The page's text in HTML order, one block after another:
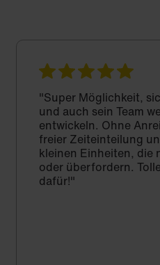
"Super Möglichkeit,
und auch sein Team
entwickeln. Ohne
freier Zeiteinteilung
kleinen Einheiten, die
oder überfordern.
dafür!"